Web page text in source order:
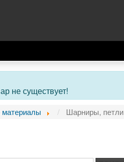
не существует!
Шарниры, петли